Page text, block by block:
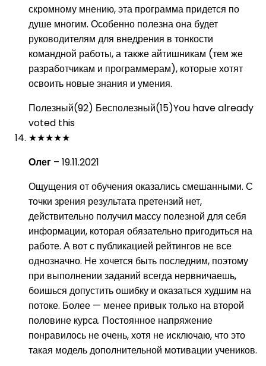
скромному мнению, эта программа придется по
душе многим. Особенно полезна она будет
руководителям для внедрения в тонкости
командной работы, а также айтишникам (тем же
разработчикам и программерам), которые хотят
освоить новые знания и умения.
Полезный(92) Бесполезный(15)You have already
voted this
★★★★★
Олег – 19.11.2021
Ощущения от обучения оказались смешанными. С
точки зрения результата претензий нет,
действительно получил массу полезной для себя
информации, которая обязательно пригодиться на
работе. А вот с публикацией рейтингов не все
однозначно. Не хочется быть последним, поэтому
при выполнении заданий всегда нервничаешь,
боишься допустить ошибку и оказаться худшим на
потоке. Более — менее привык только на второй
половине курса. Постоянное напряжение
понравилось не очень, хотя не исключаю, что это
такая модель дополнительной мотивации учеников.